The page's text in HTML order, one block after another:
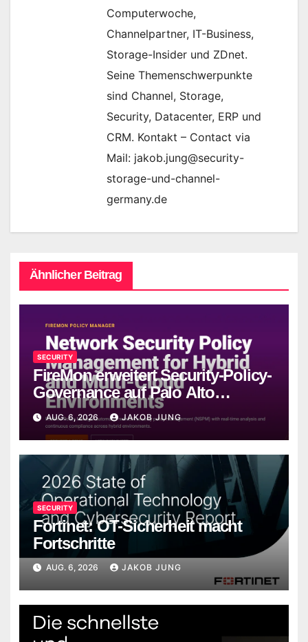
Computerwoche,
Channelpartner, IT-Business,
Storage-Insider und ZDnet.
Seine Themenschwerpunkte
sind Channel, Storage,
Security, Datacenter, ERP und
CRM. Kontakt – Contact via
Mail: jakob.jung@security-
storage-und-channel-
germany.de
Ähnlicher Beitrag
SECURITY
FireMon erweitert Security-Policy-
Governance auf Palo Alto
Networks Strata Cloud Manager
AUG. 6, 2026 JAKOB JUNG
SECURITY
Fortinet: OT-Sicherheit macht
Fortschritte
AUG. 6, 2026 JAKOB JUNG